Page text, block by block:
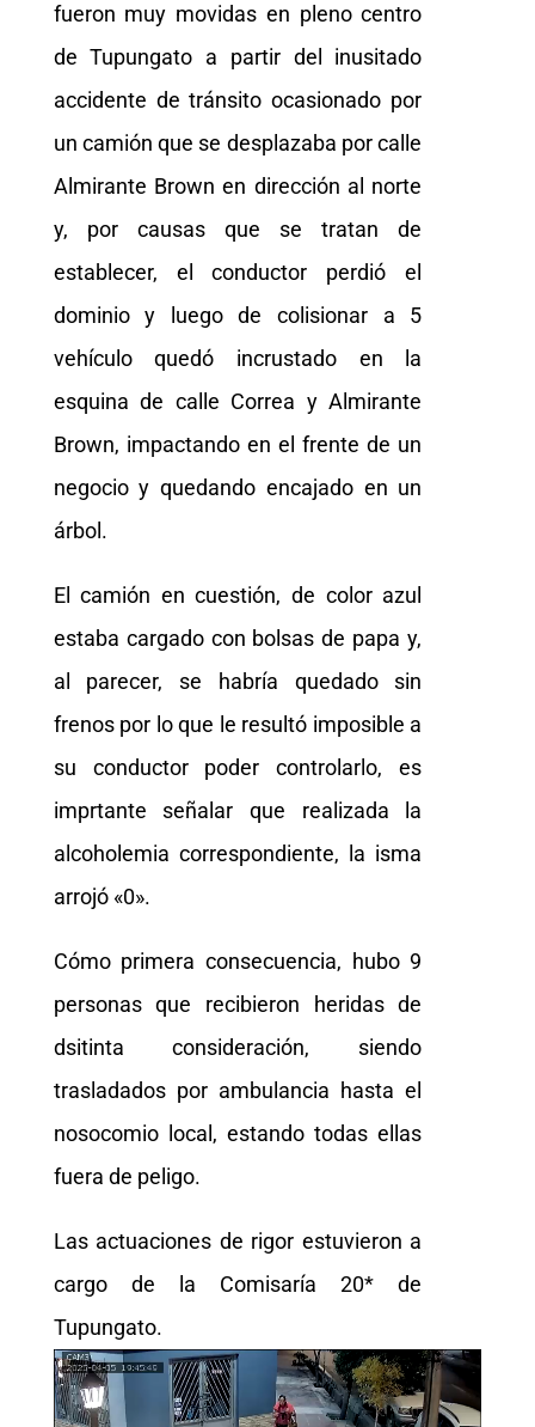
fueron muy movidas en pleno centro
de Tupungato a partir del inusitado
accidente de tránsito ocasionado por
un camión que se desplazaba por calle
Almirante Brown en dirección al norte
y, por causas que se tratan de
establecer, el conductor perdió el
dominio y luego de colisionar a 5
vehículo quedó incrustado en la
esquina de calle Correa y Almirante
Brown, impactando en el frente de un
negocio y quedando encajado en un
árbol.
El camión en cuestión, de color azul
estaba cargado con bolsas de papa y,
al parecer, se habría quedado sin
frenos por lo que le resultó imposible a
su conductor poder controlarlo, es
imprtante señalar que realizada la
alcoholemia correspondiente, la isma
arrojó «0».
Cómo primera consecuencia, hubo 9
personas que recibieron heridas de
dsitinta consideración, siendo
trasladados por ambulancia hasta el
nosocomio local, estando todas ellas
fuera de peligo.
Las actuaciones de rigor estuvieron a
cargo de la Comisaría 20* de
Tupungato.